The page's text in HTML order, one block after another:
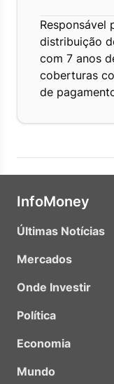
Responsável
distribuição
com 7 anos
coberturas
de
InfoMoney
Últimas Notícias
Mercados
Onde Investir
Política
Economia
Mundo